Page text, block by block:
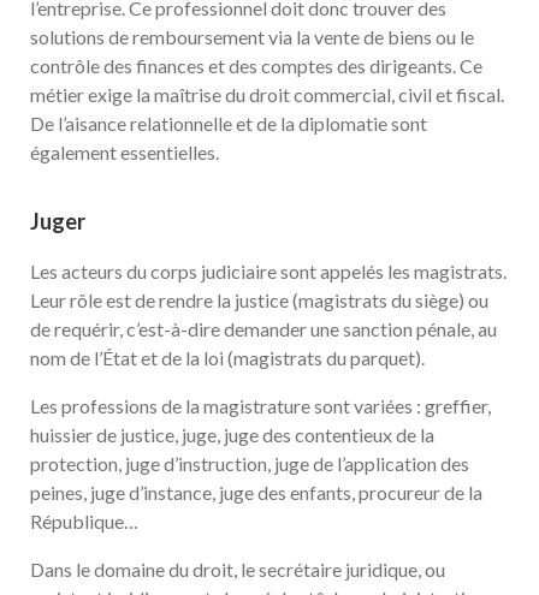
l’entreprise. Ce professionnel doit donc trouver des
solutions de remboursement via la vente de biens ou le
contrôle des finances et des comptes des dirigeants. Ce
métier exige la maîtrise du droit commercial, civil et fiscal.
De l’aisance relationnelle et de la diplomatie sont
également essentielles.
Juger
Les acteurs du corps judiciaire sont appelés les magistrats.
Leur rôle est de rendre la justice (magistrats du siège) ou
de requérir, c’est-à-dire demander une sanction pénale, au
nom de l’État et de la loi (magistrats du parquet).
Les professions de la magistrature sont variées : greffier,
huissier de justice, juge, juge des contentieux de la
protection, juge d’instruction, juge de l’application des
peines, juge d’instance, juge des enfants, procureur de la
République…
Dans le domaine du droit, le secrétaire juridique, ou